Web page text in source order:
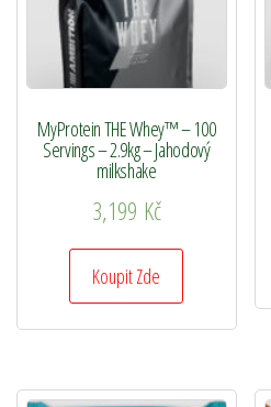
MyProtein THE Whey™ – 100
Servings – 2.9kg – Jahodový
milkshake
3,199 Kč
Koupit Zde